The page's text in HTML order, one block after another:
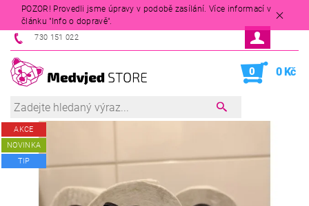
POZOR! Provedli jsme úpravy v podobě zasílání. Více informací v
článku "Info o dopravě".
730 151 022
0 0 Kč
AKCE
NOVINKA
TIP